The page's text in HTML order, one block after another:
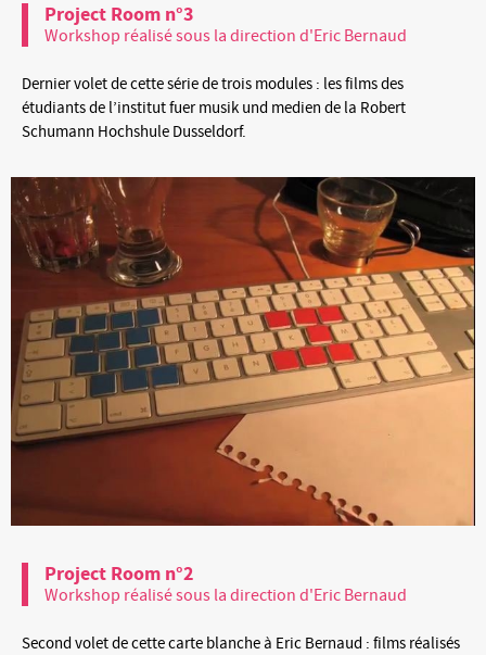
Project Room n°3
Workshop réalisé sous la direction d'Eric Bernaud
Dernier volet de cette série de trois modules : les films des
étudiants de l’institut fuer musik und medien de la Robert
Schumann Hochshule Dusseldorf.
Project Room n°2
Workshop réalisé sous la direction d'Eric Bernaud
Second volet de cette carte blanche à Eric Bernaud : films réalisés